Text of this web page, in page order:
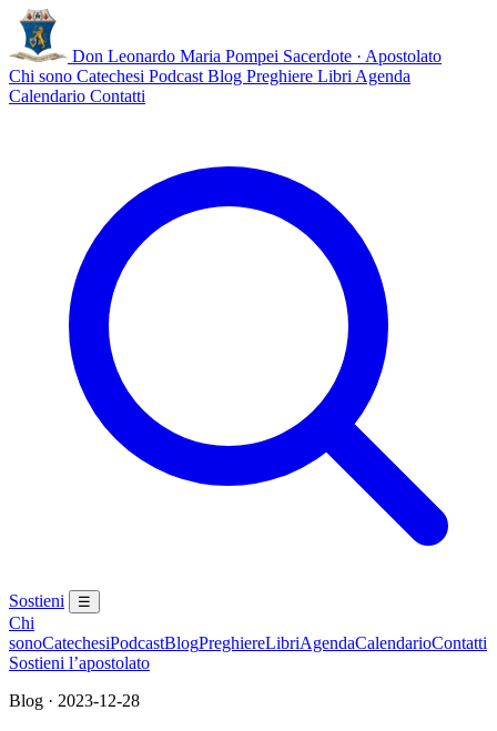
Don Leonardo Maria Pompei Sacerdote · Apostolato
Chi sono Catechesi Podcast Blog Preghiere Libri Agenda
Calendario Contatti
Sostieni ☰
Chi
sonoCatechesiPodcastBlogPreghiereLibriAgendaCalendarioContatti
Sostieni l’apostolato
Blog · 2023-12-28